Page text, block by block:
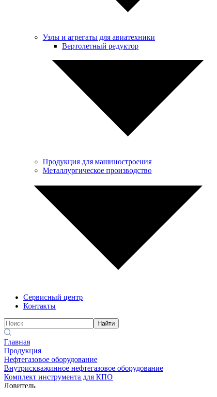
Узлы и агрегаты для авиатехники
Вертолетный редуктор
Продукция для машиностроения
Металлургическое производство
Сервисный центр
Контакты
Найти
Главная
Продукция
Нефтегазовое оборудование
Внутрискважинное нефтегазовое оборудование
Комплект инструмента для КПО
Ловитель